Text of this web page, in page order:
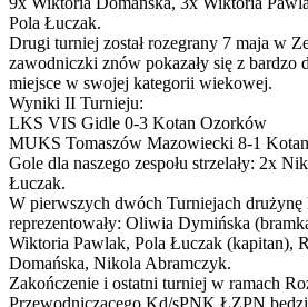
Pola Łuczak.
Drugi turniej został rozegrany 7 maja w
zawodniczki znów pokazały się z bardzo
miejsce w swojej kategorii wiekowej.
Wyniki II Turnieju:
LKS VIS Gidle 0-3 Kotan Ozorków
MUKS Tomaszów Mazowiecki 8-1
Gole dla naszego zespołu strzelały: 2x
Łuczak.
W pierwszych dwóch Turniejach
reprezentowały: Oliwia Dymińska
Wiktoria Pawlak, Pola Łuczak (kapitan),
Domańska, Nikola Abramczyk.
Zakończenie i ostatni turniej w ramach
Przewodniczącego Kd/sPNK ŁZPN